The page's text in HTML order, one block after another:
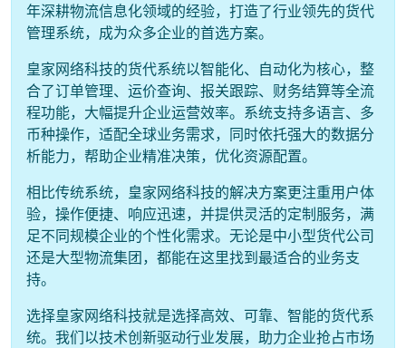
年深耕物流信息化领域的经验，打造了行业领先的货代
管理系统，成为众多企业的首选方案。
皇家网络科技的货代系统以智能化、自动化为核心，整
合了订单管理、运价查询、报关跟踪、财务结算等全流
程功能，大幅提升企业运营效率。系统支持多语言、多
币种操作，适配全球业务需求，同时依托强大的数据分
析能力，帮助企业精准决策，优化资源配置。
相比传统系统，皇家网络科技的解决方案更注重用户体
验，操作便捷、响应迅速，并提供灵活的定制服务，满
足不同规模企业的个性化需求。无论是中小型货代公司
还是大型物流集团，都能在这里找到最适合的业务支
持。
选择皇家网络科技就是选择高效、可靠、智能的货代系
统。我们以技术创新驱动行业发展，助力企业抢占市场